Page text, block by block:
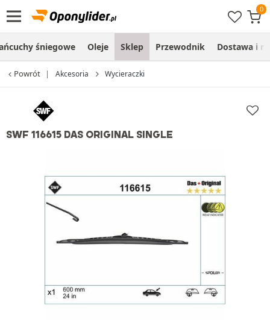
śniegowe Oleje Sklep Przewodnik Dostawa i
Powrót Akcesoria Wycieraczki
SWF 116615 DAS ORIGINAL SINGLE